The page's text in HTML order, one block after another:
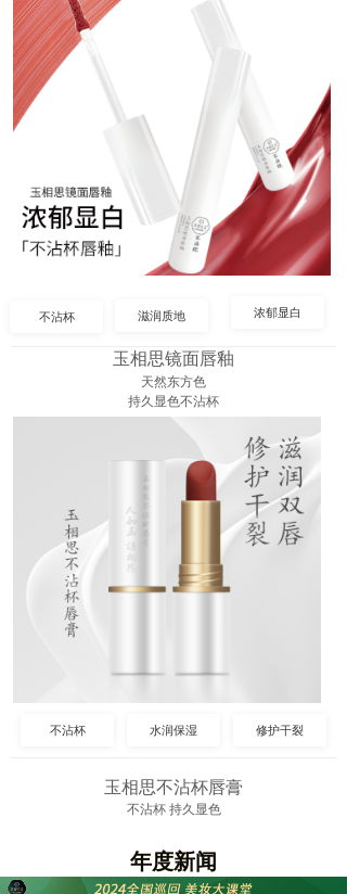
浓郁显白
玉相思镜面唇釉
天然东方色
持久显色不沾杯
不沾杯 滋润质地
修护干裂
玉相思不沾杯唇膏
不沾杯 持久显色
不沾杯 水润保湿
年度新闻